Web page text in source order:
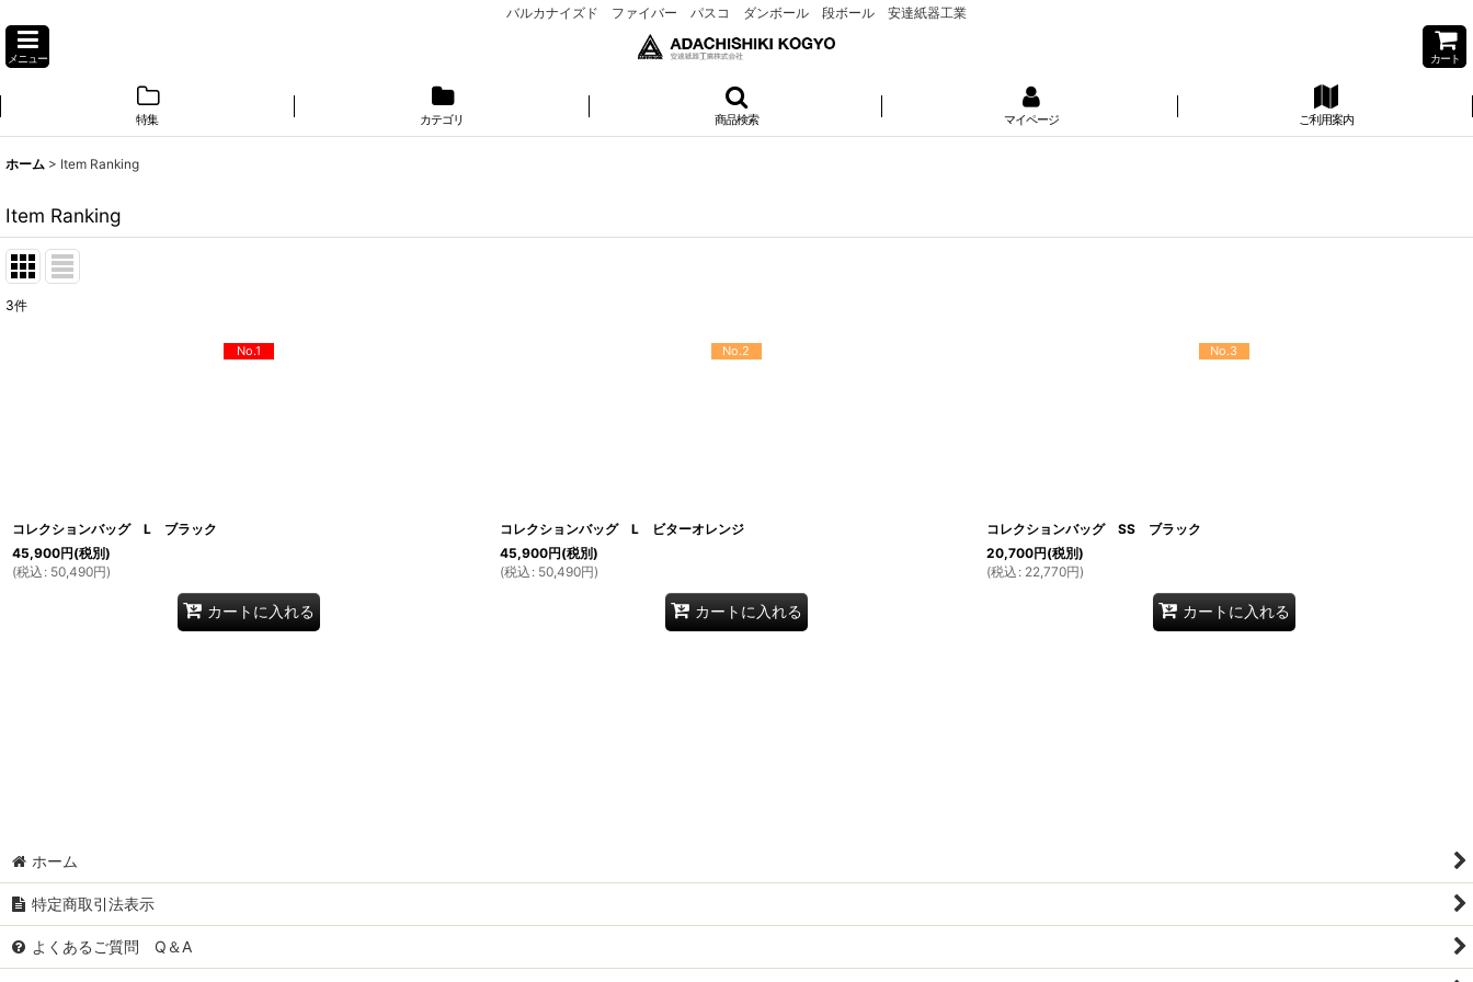
バルカナイズド ファイバー パスコ ダンボール 段ボール 安達紙器工業
メニュー カート
特集 カテゴリ 商品検索 マイページ ご利用案内
ホーム > Item Ranking
Item Ranking
3件
No.1
コレクションバッグ L ブラック
45,900円(税別)
(税込 : 50,490円)
カートに入れる
No.2
コレクションバッグ L ビターオレンジ
45,900円(税別)
(税込 : 50,490円)
カートに入れる
No.3
コレクションバッグ SS ブラック
20,700円(税別)
(税込 : 22,770円)
カートに入れる
ホーム
特定商取引法表示
よくあるご質問 Q＆A